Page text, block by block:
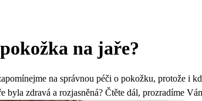
na jaře?
na správnou péči o pokožku, protože i
zdravá a rozjasněná? Čtěte dál, prozradíme